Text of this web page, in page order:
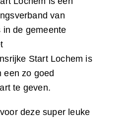
van
in de gemeente
Start Lochem is
een zo goed
te geven.
deze super leuke